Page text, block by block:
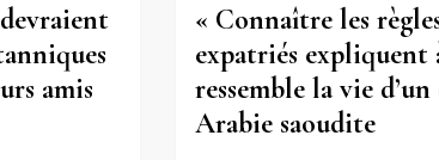
amis
« Connaître les
expatriés expliquent
ressemble la vie
Arabie saoudite